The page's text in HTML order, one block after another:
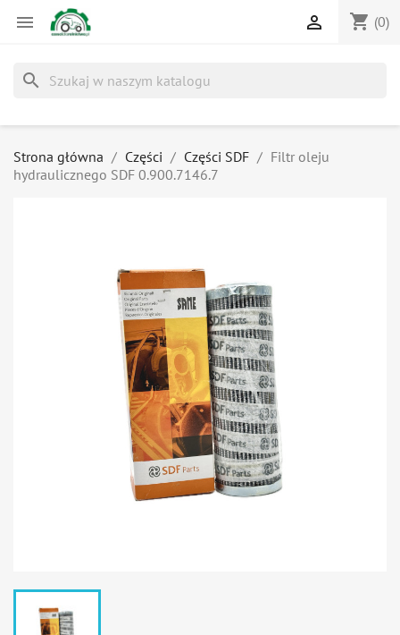
 shopping_cart (0)

search
Strona główna Części Części SDF
Filtr oleju
hydraulicznego SDF 0.900.7146.7